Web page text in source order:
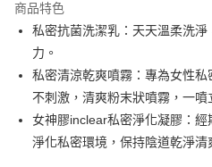
合作金庫商業銀行
華南商業銀行
上海商業儲蓄銀行
國泰世華商業銀行
臺灣中小企業銀行
匯豐（台灣）商業銀行
聯邦商業銀行
元大商業銀行
6 期 0 利率 每期
華南商業銀行
上海商業儲蓄銀行
國泰世華商業銀行
臺灣中小企業銀行
匯豐（台灣）商業銀行
超商取貨付款
LINE Pay
Apple Pay
悠遊付
商品特色
私密抗菌洗潔乳：天天溫柔洗
力。
私密清涼乾爽噴霧：專為女性
不刺激，清爽粉末狀噴霧，一噴
女神膠inclear私密淨化凝膠：
淨化私密環境，保持陰道乾淨清